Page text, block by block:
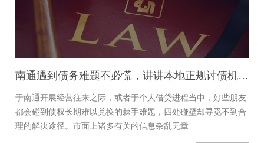
南通遇到债务难题不必慌，讲讲本地正规讨债机构的基本常识
于南通开展经营往来之际，或者于个人借贷进程当中，好些朋友
都会碰到债权长期难以兑换的棘手难题，四处碰壁却寻觅不到合
理的解决途径。市面上诸多有关的信息杂乱无章